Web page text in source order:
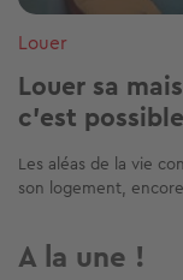
Louer
Louer sa
c'est
Les aléas de la vie
son logement,
A la une !